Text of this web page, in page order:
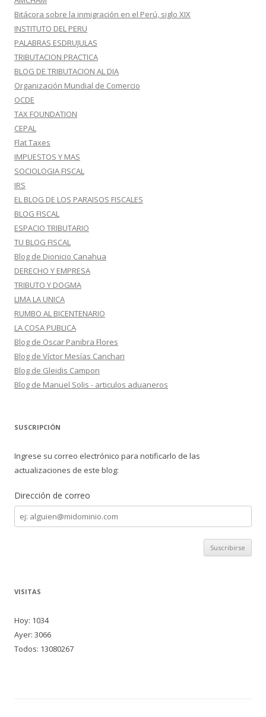
Bitácora sobre la inmigración en el Perú, siglo XIX
INSTITUTO DEL PERU
PALABRAS ESDRUJULAS
TRIBUTACION PRACTICA
BLOG DE TRIBUTACION AL DIA
Organización Mundial de Comercio
OCDE
TAX FOUNDATION
CEPAL
Flat Taxes
IMPUESTOS Y MAS
SOCIOLOGIA FISCAL
IRS
EL BLOG DE LOS PARAISOS FISCALES
BLOG FISCAL
ESPACIO TRIBUTARIO
TU BLOG FISCAL
Blog de Dionicio Canahua
DERECHO Y EMPRESA
TRIBUTO Y DOGMA
LIMA LA UNICA
RUMBO AL BICENTENARIO
LA COSA PUBLICA
Blog de Oscar Panibra Flores
Blog de Víctor Mesías Canchari
Blog de Gleidis Campon
Blog de Manuel Solis - articulos aduaneros
SUSCRIPCIÓN
Ingrese su correo electrónico para notificarlo de las
actualizaciones de este blog:
Dirección de correo
Dirección
de
correo
VISITAS
Hoy: 1034
Ayer: 3066
Todos: 13080267